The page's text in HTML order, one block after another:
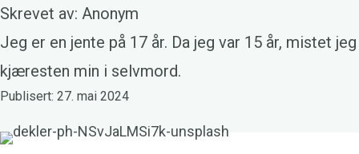
Skrevet av: Anonym
Jeg er en jente på 17 år. Da jeg var 15 år, mistet jeg
kjæresten min i selvmord.
Publisert: 27. mai 2024